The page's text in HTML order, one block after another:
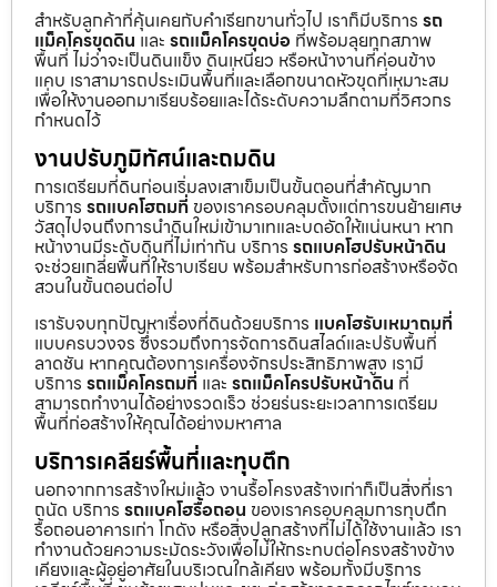
สำหรับลูกค้าที่คุ้นเคยกับคำเรียกขานทั่วไป เราก็มีบริการ รถ
แม็คโครขุดดิน และ รถแม็คโครขุดบ่อ ที่พร้อมลุยทุกสภาพ
พื้นที่ ไม่ว่าจะเป็นดินแข็ง ดินเหนียว หรือหน้างานที่ค่อนข้าง
แคบ เราสามารถประเมินพื้นที่และเลือกขนาดหัวขุดที่เหมาะสม
เพื่อให้งานออกมาเรียบร้อยและได้ระดับความลึกตามที่วิศวกร
กำหนดไว้
งานปรับภูมิทัศน์และถมดิน
การเตรียมที่ดินก่อนเริ่มลงเสาเข็มเป็นขั้นตอนที่สำคัญมาก
บริการ รถแบคโฮถมที่ ของเราครอบคลุมตั้งแต่การขนย้ายเศษ
วัสดุไปจนถึงการนำดินใหม่เข้ามาเทและบดอัดให้แน่นหนา หาก
หน้างานมีระดับดินที่ไม่เท่ากัน บริการ รถแบคโฮปรับหน้าดิน
จะช่วยเกลี่ยพื้นที่ให้ราบเรียบ พร้อมสำหรับการก่อสร้างหรือจัด
สวนในขั้นตอนต่อไป
เรารับจบทุกปัญหาเรื่องที่ดินด้วยบริการ แบคโฮรับเหมาถมที่
แบบครบวงจร ซึ่งรวมถึงการจัดการดินสไลด์และปรับพื้นที่
ลาดชัน หากคุณต้องการเครื่องจักรประสิทธิภาพสูง เรามี
บริการ รถแม็คโครถมที่ และ รถแม็คโครปรับหน้าดิน ที่
สามารถทำงานได้อย่างรวดเร็ว ช่วยร่นระยะเวลาการเตรียม
พื้นที่ก่อสร้างให้คุณได้อย่างมหาศาล
บริการเคลียร์พื้นที่และทุบตึก
นอกจากการสร้างใหม่แล้ว งานรื้อโครงสร้างเก่าก็เป็นสิ่งที่เรา
ถนัด บริการ รถแบคโฮรื้อถอน ของเราครอบคลุมการทุบตึก
รื้อถอนอาคารเก่า โกดัง หรือสิ่งปลูกสร้างที่ไม่ได้ใช้งานแล้ว เรา
ทำงานด้วยความระมัดระวังเพื่อไม่ให้กระทบต่อโครงสร้างข้าง
เคียงและผู้อยู่อาศัยในบริเวณใกล้เคียง พร้อมทั้งมีบริการ